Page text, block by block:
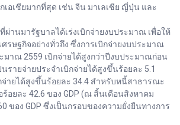
เอเชียมากที่สุด เช่น จีน มาเลเซีย ญี่ปุ่น และ
ผ่านมารัฐบาลได้เร่งเบิกจ่ายงบประมาณ เพื่อให้
ศรษฐกิจอย่างทั่วถึง ซึ่งการเบิกจ่ายงบประมาณ
มาณ 2559 เบิกจ่ายได้สูงกว่าปีงบประมาณก่อน
รายจ่ายประจำเบิกจ่ายได้สูงขึ้นร้อยละ 5.1
ายได้สูงขึ้นร้อยละ 34.4 สำหรับหนี้สาธารณะ
อยละ 42.6 ของ GDP (ณ สิ้นเดือนสิงหาคม
ของ GDP ซึ่งเป็นกรอบของความยั่งยืนทางการ